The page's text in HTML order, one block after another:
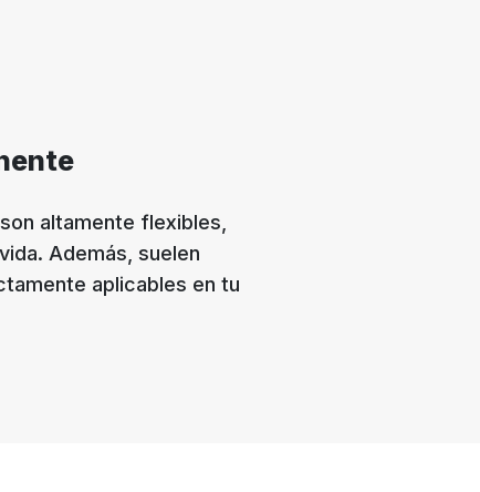
altamente flexibles,
Además, suelen
aplicables en tu